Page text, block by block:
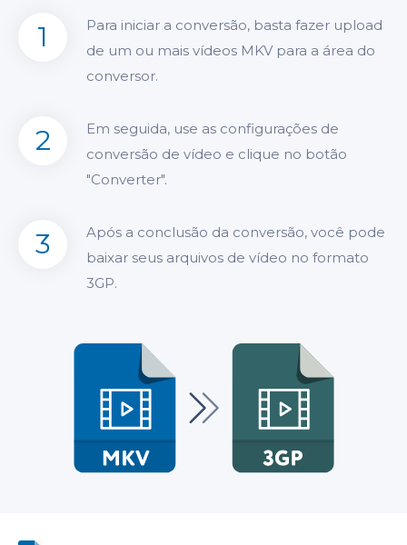
1
Para iniciar a conversão, basta fazer upload
de um ou mais vídeos MKV para a área do
conversor.
2
Em seguida, use as configurações de
conversão de vídeo e clique no botão
"Converter".
3
Após a conclusão da conversão, você pode
baixar seus arquivos de vídeo no formato
3GP.